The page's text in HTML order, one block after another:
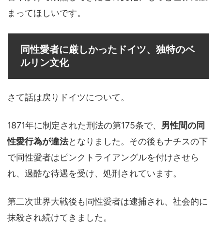
まってほしいです。
同性愛者に厳しかったドイツ、独特のベ
ルリン文化
さて話は戻りドイツについて。
1871年に制定された刑法の第175条で、 男性間の同
性愛行為が違法となりました。その後もナチスの下
で同性愛者はピンクトライアングルを付けさせら
れ、過酷な待遇を受け、処刑されています。
第二次世界大戦後も同性愛者は逮捕され、社会的に
抹殺され続けてきました。